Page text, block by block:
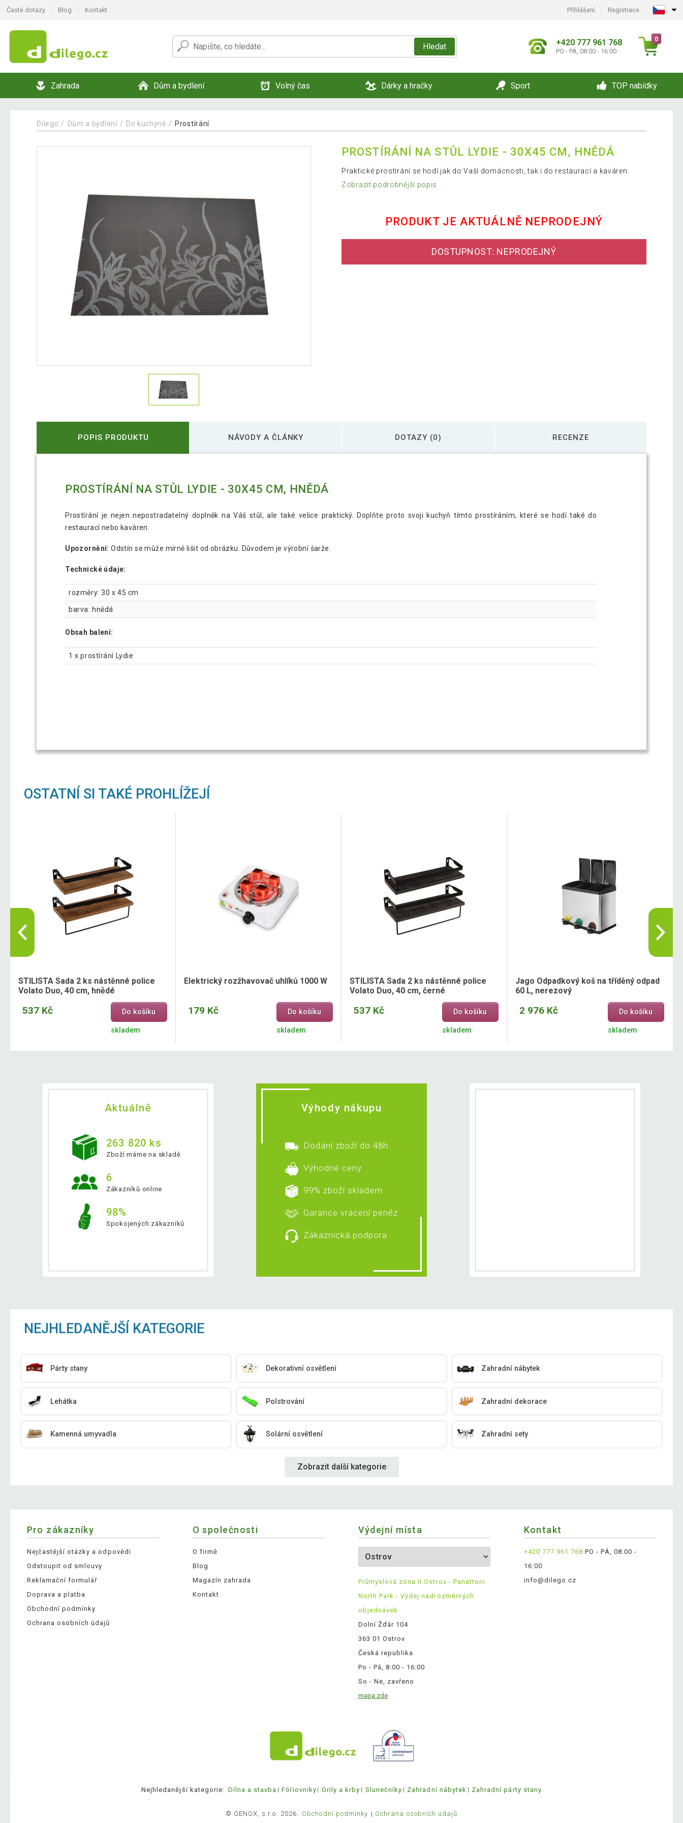
Časté dotazy Blog Kontakt Přihlášení Registrace
Hledat +420 777 961 768
PO - PÁ, 08:00 - 16:00
0
Zahrada Dům a bydlení Volný čas Dárky a hračky Sport TOP nabídky
Dilego Dům a bydlení Do kuchyně Prostírání
PROSTÍRÁNÍ NA STŮL LYDIE - 30X45 CM, HNĚDÁ
Praktické prostírání se hodí jak do Vaší domácnosti, tak i do restaurací a kaváren.
Zobrazit podrobnější popis
PRODUKT JE AKTUÁLNĚ NEPRODEJNÝ
DOSTUPNOST: NEPRODEJNÝ
POPIS PRODUKTU NÁVODY A ČLÁNKY DOTAZY (0) RECENZE
PROSTÍRÁNÍ NA STŮL LYDIE - 30X45 CM, HNĚDÁ
Prostírání je nejen nepostradatelný doplněk na Váš stůl, ale také velice praktický. Doplňte proto svoji kuchyň tímto prostíráním, které se hodí také do
restaurací nebo kaváren.
Upozornění: Odstín se může mírně lišit od obrázku. Důvodem je výrobní šarže.
Technické údaje:
rozměry: 30 x 45 cm
barva: hnědá
Obsah balení:
1 x prostírání Lydie
OSTATNÍ SI TAKÉ PROHLÍŽEJÍ
STILISTA Sada 2 ks nástěnné police
Volato Duo, 40 cm, hnědé
537 Kč Do košíku
skladem
Elektrický rozžhavovač uhlíků 1000 W
179 Kč Do košíku
skladem
STILISTA Sada 2 ks nástěnné police
Volato Duo, 40 cm, černé
537 Kč Do košíku
skladem
Jago Odpadkový koš na tříděný odpad
60 L, nerezový
2 976 Kč Do košíku
skladem
Aktuálně
263 820 ks
Zboží máme na skladě
6
Zákazníků online
98%
Spokojených zákazníků
Výhody nákupu
Dodání zboží do 48h
Výhodné ceny
99% zboží skladem
Garance vrácení peněz
Zákaznická podpora
NEJHLEDANĚJŠÍ KATEGORIE
Párty stany Dekorativní osvětlení Zahradní nábytek
Lehátka Polstrování Zahradní dekorace
Kamenná umyvadla Solární osvětlení Zahradní sety
Zobrazit další kategorie
Pro zákazníky
Nejčastější otázky a odpovědi
Odstoupit od smlouvy
Reklamační formulář
Doprava a platba
Obchodní podmínky
Ochrana osobních údajů
O společnosti
O firmě
Blog
Magazín zahrada
Kontakt
Výdejní místa
Průmyslová zóna II Ostrov - Panattoni
North Park - Výdej nadrozměrných
objednávek
Dolní Žďár 104
363 01 Ostrov
Česká republika
Po - Pá, 8:00 - 16:00
So - Ne, zavřeno
mapa zde
Kontakt
+420 777 961 768 PO - PÁ, 08:00 -
16:00
info@dilego.cz
Nejhledanější kategorie: Dílna a stavba Fóliovníky Grily a krby Slunečníky Zahradní nábytek Zahradní párty stany
© GENOX, s.r.o. 2026. Obchodní podmínky Ochrana osobních údajů